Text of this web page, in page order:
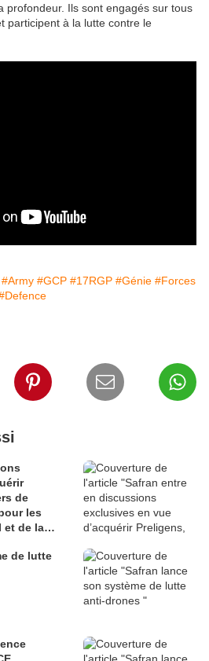
profondeur. Ils sont engagés sur tous
participent à la lutte contre le
#Army #GCP #17RGP #Génie #Forces
de
les
et de la
de lutte